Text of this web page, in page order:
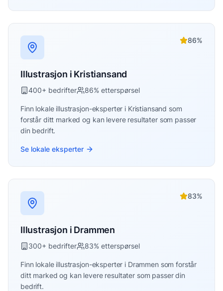
86%
Illustrasjon i Kristiansand
400+ bedrifter 86% etterspørsel
Finn lokale illustrasjon-eksperter i Kristiansand som
forstår ditt marked og kan levere resultater som passer
din bedrift.
Se lokale eksperter
83%
Illustrasjon i Drammen
300+ bedrifter 83% etterspørsel
Finn lokale illustrasjon-eksperter i Drammen som forstår
ditt marked og kan levere resultater som passer din
bedrift.